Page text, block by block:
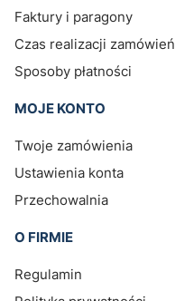
Faktury i paragony
Czas realizacji zamówień
Sposoby płatności
MOJE KONTO
Twoje zamówienia
Ustawienia konta
Przechowalnia
O FIRMIE
Regulamin